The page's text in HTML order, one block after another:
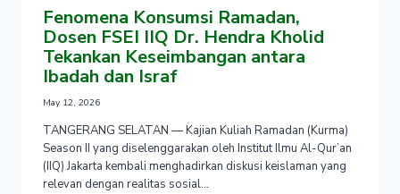
Fenomena Konsumsi Ramadan,
Dosen FSEI IIQ Dr. Hendra Kholid
Tekankan Keseimbangan antara
Ibadah dan Israf
May 12, 2026
TANGERANG SELATAN — Kajian Kuliah Ramadan (Kurma)
Season II yang diselenggarakan oleh Institut Ilmu Al-Qur’an
(IIQ) Jakarta kembali menghadirkan diskusi keislaman yang
relevan dengan realitas sosial…